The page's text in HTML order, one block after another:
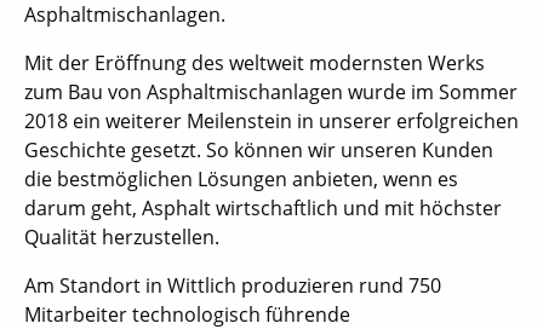
Asphaltmischanlagen.
Mit der Eröffnung des weltweit modernsten Werks
zum Bau von Asphaltmischanlagen wurde im Sommer
2018 ein weiterer Meilenstein in unserer erfolgreichen
Geschichte gesetzt. So können wir unseren Kunden
die bestmöglichen Lösungen anbieten, wenn es
darum geht, Asphalt wirtschaftlich und mit höchster
Qualität herzustellen.
Am Standort in Wittlich produzieren rund 750
Mitarbeiter technologisch führende